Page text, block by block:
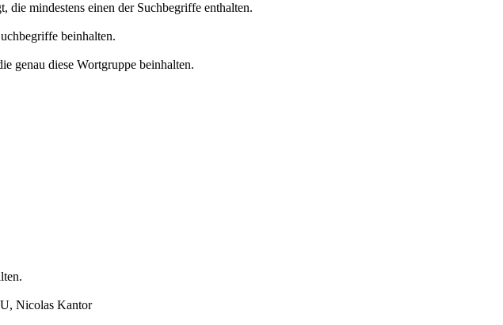
die mindestens einen der Suchbegriffe enthalten.
beinhalten.
genau diese Wortgruppe beinhalten.
Nicolas Kantor